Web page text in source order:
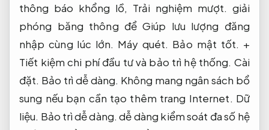
thông báo khổng lồ, Trải nghiệm mượt. giải
phóng băng thông để Giúp lưu lượng đăng
nhập cùng lúc lớn. Máy quét. Bảo mật tốt. +
Tiết kiệm chi phí đầu tư và bảo trì hệ thống. Cài
đặt. Bảo trì dễ dàng. Không mang ngân sách bổ
sung nếu bạn cần tạo thêm trang Internet. Dữ
liệu. Bảo trì dễ dàng. dễ dàng kiểm soát đa số hệ